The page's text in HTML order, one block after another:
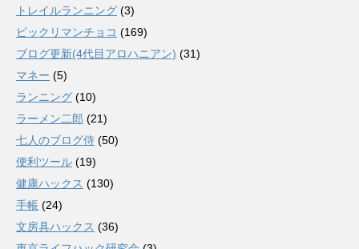
トレイルランニング (3)
ビックリマンチョコ (169)
ブログ更新(4代目アロハニアン) (31)
マネー (5)
ランニング (10)
ラーメン二郎 (21)
七人のブログ侍 (50)
便利ツール (19)
健康ハックス (130)
手帳 (24)
文房具ハックス (36)